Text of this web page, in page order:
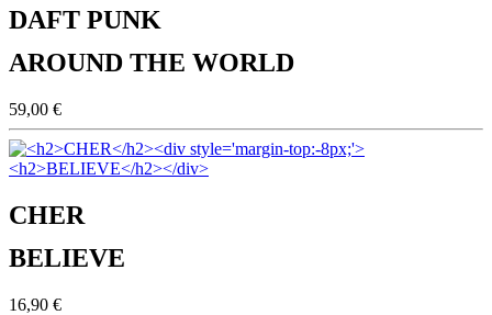
DAFT PUNK
AROUND THE WORLD
59,00 €
CHER
BELIEVE
16,90 €